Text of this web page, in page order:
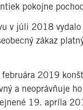
pokojne
v júli 2018
zákaz
2019
a neoprávňuje
19. apríla